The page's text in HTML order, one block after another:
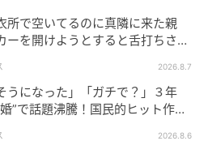
所で空いてるのに真隣に来た親
ーを開けようとすると舌打ちさ
2026.8.7
うになった」「ガチで？」３年
”で話題沸騰！国民的ヒット作
2026.8.6